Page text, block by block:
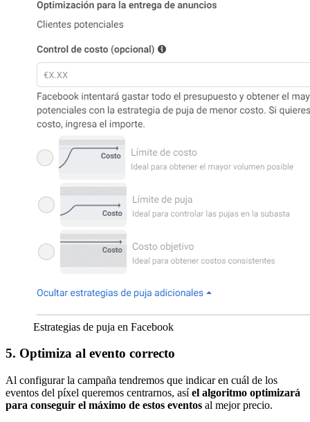
Estrategias de puja en Facebook
5. Optimiza al evento correcto
Al configurar la campaña tendremos que indicar en cuál de los
eventos del píxel queremos centrarnos, asíel algoritmo optimizará
para conseguir el máximo de estos eventos al mejor precio.